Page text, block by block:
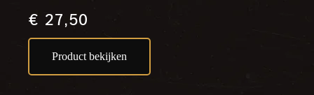
€27,50
Product bekijken